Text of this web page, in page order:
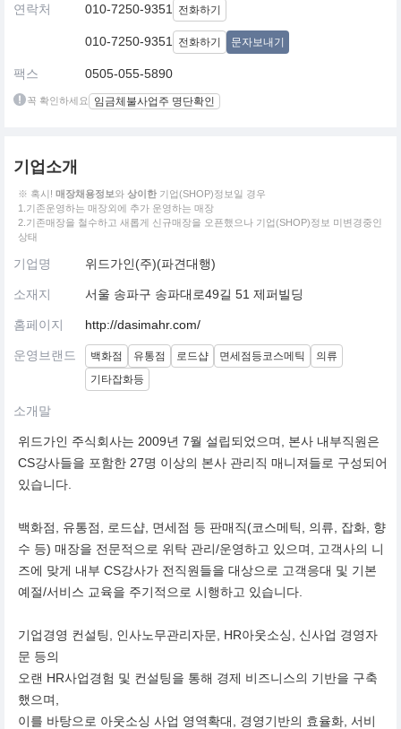
연락처 010-7250-9351 전화하기
010-7250-9351 전화하기 문자보내기
팩스 0505-055-5890
꼭 확인하세요 임금체불사업주 명단확인
기업소개
※ 혹시! 매장채용정보와 상이한 기업(SHOP)정보일 경우
1.기존운영하는 매장외에 추가 운영하는 매장
2.기존매장을 철수하고 새롭게 신규매장을 오픈했으나 기업(SHOP)정보 미변경중인
상태
기업명 위드가인(주)(파견대행)
소재지 서울 송파구 송파대로49길 51 제퍼빌딩
홈페이지 http://dasimahr.com/
운영브랜드 백화점 유통점 로드샵 면세점등코스메틱
의류
기타잡화등
소개말
위드가인 주식회사는 2009년 7월 설립되었으며, 본사 내부직원은
CS강사들을 포함한 27명 이상의 본사 관리직 매니져들로 구성되어
있습니다.
백화점, 유통점, 로드샵, 면세점 등 판매직(코스메틱, 의류, 잡화, 향
수 등) 매장을 전문적으로 위탁 관리/운영하고 있으며, 고객사의 니
즈에 맞게 내부 CS강사가 전직원들을 대상으로 고객응대 및 기본
예절/서비스 교육을 주기적으로 시행하고 있습니다.
기업경영 컨설팅, 인사노무관리자문, HR아웃소싱, 신사업 경영자
문 등의
오랜 HR사업경험 및 컨설팅을 통해 경제 비즈니스의 기반을 구축
했으며,
이를 바탕으로 아웃소싱 사업 영역확대, 경영기반의 효율화, 서비